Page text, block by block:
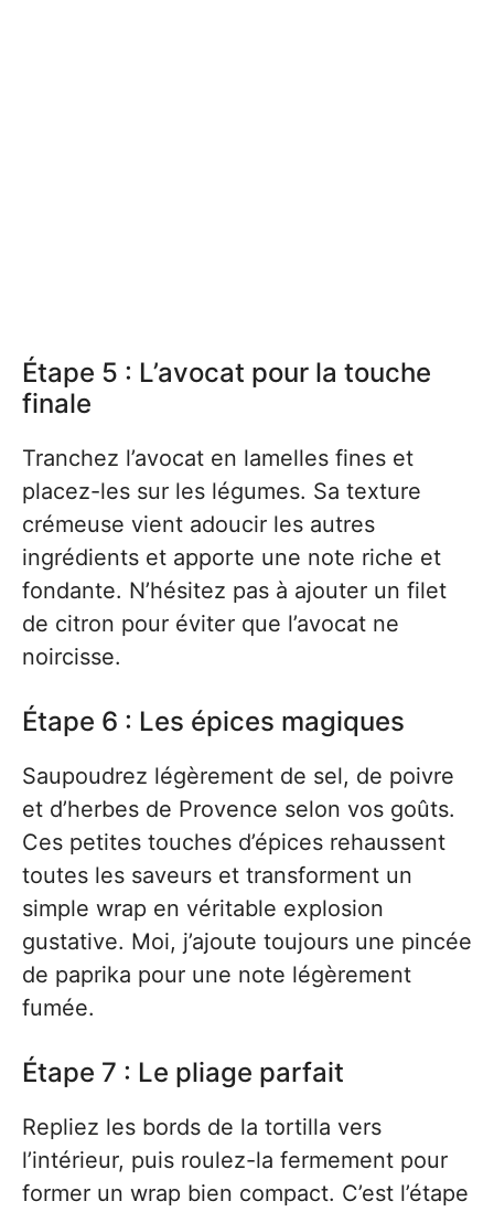
Étape 5 : L’avocat pour la touche
finale
Tranchez l’avocat en lamelles fines et
placez-les sur les légumes. Sa texture
crémeuse vient adoucir les autres
ingrédients et apporte une note riche et
fondante. N’hésitez pas à ajouter un filet
de citron pour éviter que l’avocat ne
noircisse.
Étape 6 : Les épices magiques
Saupoudrez légèrement de sel, de poivre
et d’herbes de Provence selon vos goûts.
Ces petites touches d’épices rehaussent
toutes les saveurs et transforment un
simple wrap en véritable explosion
gustative. Moi, j’ajoute toujours une pincée
de paprika pour une note légèrement
fumée.
Étape 7 : Le pliage parfait
Repliez les bords de la tortilla vers
l’intérieur, puis roulez-la fermement pour
former un wrap bien compact. C’est l’étape